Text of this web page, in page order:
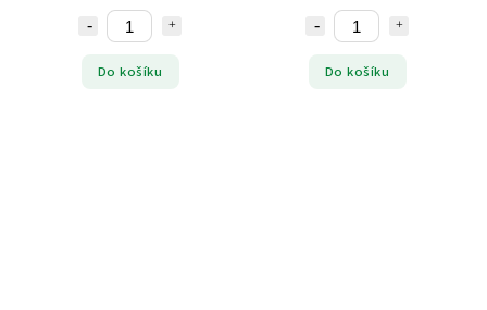
Do košíku Do košíku